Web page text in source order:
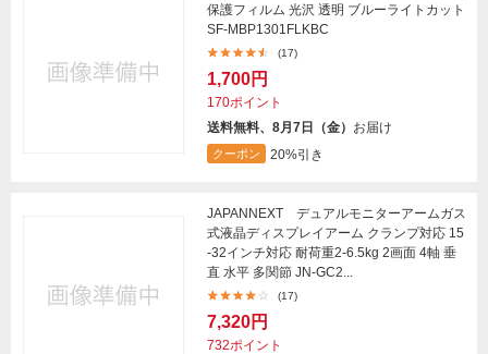
保護フィルム 光沢 透明 ブルーライトカット
SF-MBP1301FLKBC
(17)
1,700円
170ポイント
送料無料、8月7日（金） お届け
クーポン 20%引き
JAPANNEXT デュアルモニターアームガス
式液晶ディスプレイアーム クランプ対応 15
-32インチ対応 耐荷重2-6.5kg 2画面 4軸 垂
直 水平 多関節 JN-GC2...
(17)
7,320円
732ポイント